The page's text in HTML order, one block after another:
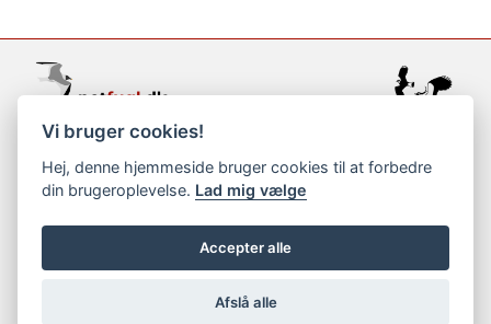
support@netfugl.dk
copyright © 2002-2023
Vi bruger cookies!
Hej, denne hjemmeside bruger cookies til at forbedre
din brugeroplevelse. Lad mig vælge
Accepter alle
Afslå alle